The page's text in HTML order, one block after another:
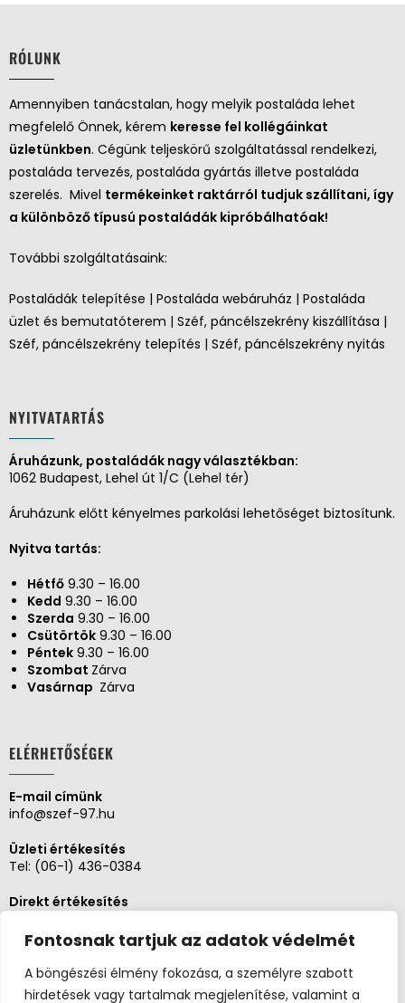
Fontosnak tartjuk az adatok védelmét
A böngészési élmény fokozása, a személyre szabott
hirdetések vagy tartalmak megjelenítése, valamint a
RÓLUNK
Amennyiben tanácstalan, hogy melyik postaláda lehet
megfelelő Önnek, kérem keresse fel kollégáinkat
üzletünkben. Cégünk teljeskörű szolgáltatással rendelkezi,
postaláda tervezés, postaláda gyártás illetve postaláda
szerelés. Mivel termékeinket raktárról tudjuk szállítani, így
a különböző típusú postaládák kipróbálhatóak!
További szolgáltatásaink:
Postaládák telepítése | Postaláda webáruház | Postaláda
üzlet és bemutatóterem | Széf, páncélszekrény kiszállítása |
Széf, páncélszekrény telepítés | Széf, páncélszekrény nyitás
NYITVATARTÁS
Áruházunk, postaládák nagy választékban:
1062 Budapest, Lehel út 1/C (Lehel tér)
Áruházunk előtt kényelmes parkolási lehetőséget biztosítunk.
Nyitva tartás:
Hétfő 9.30 – 16.00
Kedd 9.30 – 16.00
Szerda 9.30 – 16.00
Csütörtök 9.30 – 16.00
Péntek 9.30 – 16.00
Szombat Zárva
Vasárnap Zárva
ELÉRHETŐSÉGEK
E-mail címünk
info@szef-97.hu
Üzleti értékesítés
Tel: (06-1) 436-0384
Direkt értékesítés
Adminisztráció, Pénzügy
Tel: (06-1) 430-1930